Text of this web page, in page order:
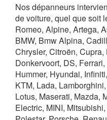
Nos dépanneurs
de voiture, quel que soit
Romeo, Alpine, Artega,
BMW, Bmw Alpina,
Chrysler, Citroën,
Donkervoort, DS,
Hummer, Hyundai,
KTM, Lada,
Lotus, Maserati, Mazda,
Electric, MINI,